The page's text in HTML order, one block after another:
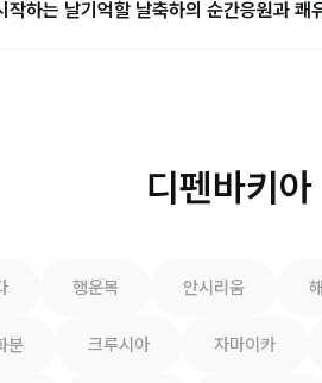
작하는 날기억할 날축하의 순간응원과 쾌
디펜바키아
행운목 안시리움
분 크루시아 자마이카